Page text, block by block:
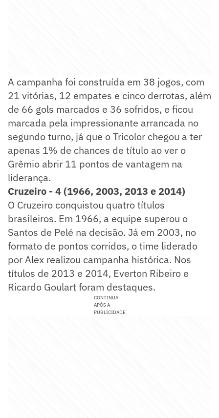
A campanha foi construída em 38 jogos, com
21 vitórias, 12 empates e cinco derrotas, além
de 66 gols marcados e 36 sofridos, e ficou
marcada pela impressionante arrancada no
segundo turno, já que o Tricolor chegou a ter
apenas 1% de chances de título ao ver o
Grêmio abrir 11 pontos de vantagem na
liderança.
Cruzeiro - 4 (1966, 2003, 2013 e 2014)
O Cruzeiro conquistou quatro títulos
brasileiros. Em 1966, a equipe superou o
Santos de Pelé na decisão. Já em 2003, no
formato de pontos corridos, o time liderado
por Alex realizou campanha histórica. Nos
títulos de 2013 e 2014, Everton Ribeiro e
Ricardo Goulart foram destaques.
CONTINUA
APÓS A
PUBLICIDADE